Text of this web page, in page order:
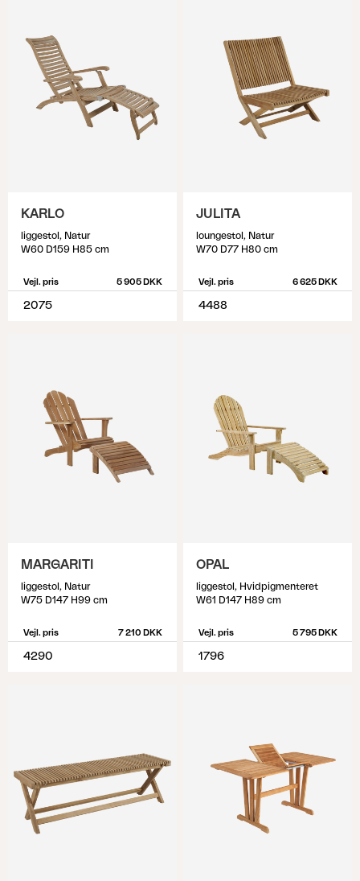
KARLO
liggestol, Natur
W60 D159 H85 cm
Vejl. pris 5 905 DKK
2075
JULITA
loungestol, Natur
W70 D77 H80 cm
Vejl. pris 6 625 DKK
4488
MARGARITI
liggestol, Natur
W75 D147 H99 cm
Vejl. pris 7 210 DKK
4290
OPAL
liggestol, Hvidpigmenteret
W61 D147 H89 cm
Vejl. pris 5 795 DKK
1796